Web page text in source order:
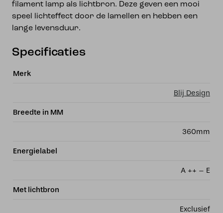
filament lamp als lichtbron. Deze geven een mooi
speel lichteffect door de lamellen en hebben een
lange levensduur.
Specificaties
Merk
Blij Design
Breedte in MM
360mm
Energielabel
A ++ – E
Met lichtbron
Exclusief